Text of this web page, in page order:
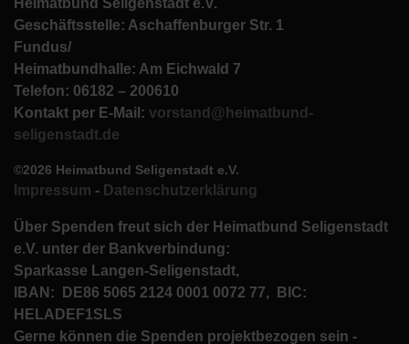
Heimatbund Seligenstadt e.V.
Geschäftsstelle: Aschaffenburger Str. 1
Fundus/
Heimatbundhalle: Am Eichwald 7
Telefon: 06182 – 200610
Kontakt per E-Mail: vorstand@heimatbund-
seligenstadt.de
©2026 Heimatbund Seligenstadt e.V.
Impressum - Datenschutzerklärung
Über Spenden freut sich der Heimatbund Seligenstadt
e.V. unter der Bankverbindung:
Sparkasse Langen-Seligenstadt,
IBAN: DE86 5065 2124 0001 0072 77, BIC:
HELADEF1SLS
Gerne können die Spenden projektbezogen sein -